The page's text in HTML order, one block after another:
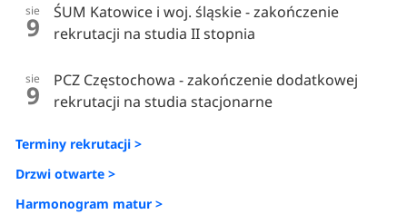
sie
9
ŚUM Katowice i woj. śląskie - zakończenie
rekrutacji na studia II stopnia
sie
9
PCZ Częstochowa - zakończenie dodatkowej
rekrutacji na studia stacjonarne
Terminy rekrutacji >
Drzwi otwarte >
Harmonogram matur >